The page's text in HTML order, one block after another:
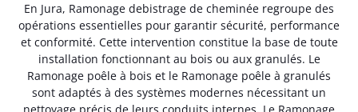
En Jura, Ramonage debistrage de cheminée regroupe des
opérations essentielles pour garantir sécurité, performance
et conformité. Cette intervention constitue la base de toute
installation fonctionnant au bois ou aux granulés. Le
Ramonage poêle à bois et le Ramonage poêle à granulés
sont adaptés à des systèmes modernes nécessitant un